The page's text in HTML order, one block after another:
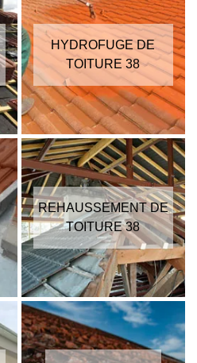
HYDROFUGE DE
TOITURE 38
REHAUSSEMENT DE
TOITURE 38